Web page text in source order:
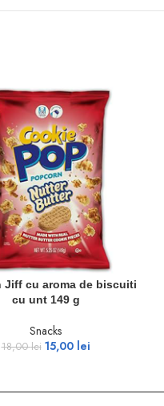
COȘ
Jiff cu aroma de biscuiti
cu unt 149 g
Snacks
18,00lei 15,00 lei